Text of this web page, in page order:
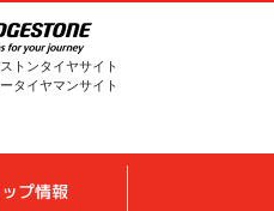
トンタイヤサイト
タイヤマンサイト
プ情報